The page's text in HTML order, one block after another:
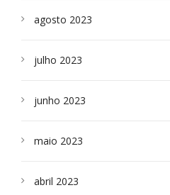
agosto 2023
julho 2023
junho 2023
maio 2023
abril 2023